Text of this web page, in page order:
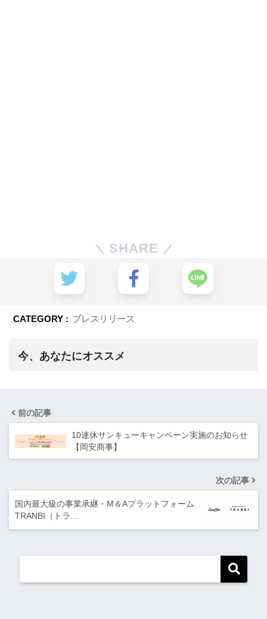
SHARE
CATEGORY : プレスリリース
今、あなたにオススメ
前の記事
10連休サンキューキャンペーン実施のお知らせ
【岡安商事】
次の記事
国内最大級の事業承継・M＆Aプラットフォーム
TRANBI（トラ…